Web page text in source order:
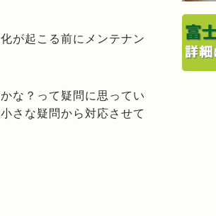
が起こる前にメンテナン
な？って疑問に思ってい
さな疑問から対応させて